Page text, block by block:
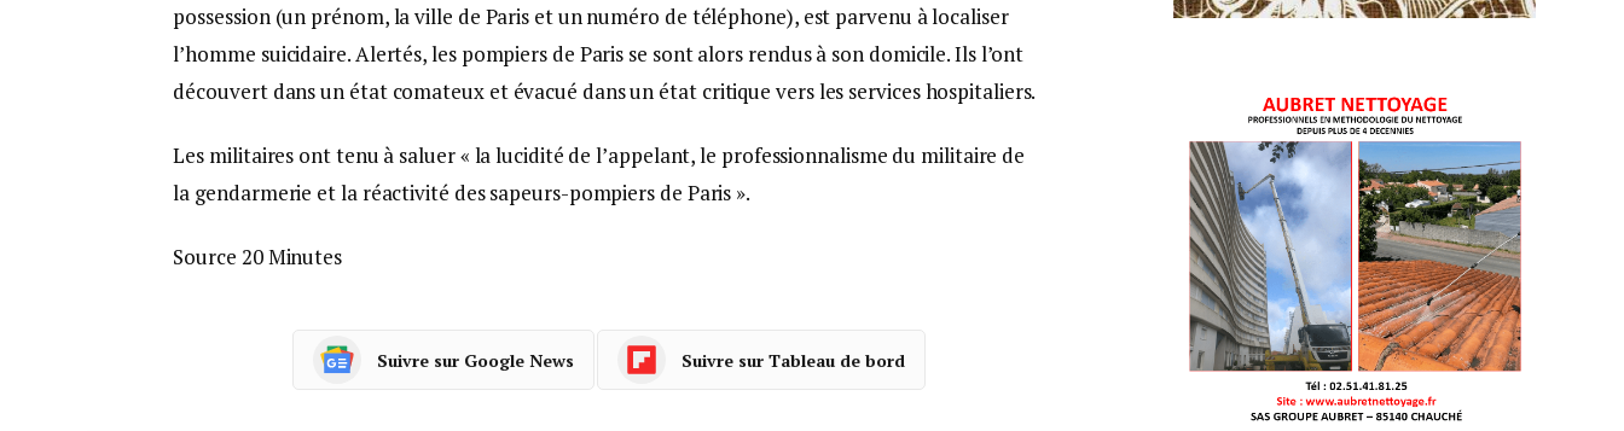
possession (un prénom, la ville de Paris et un numéro de téléphone), est parvenu à localiser
l’homme suicidaire. Alertés, les pompiers de Paris se sont alors rendus à son domicile. Ils l’ont
découvert dans un état comateux et évacué dans un état critique vers les services hospitaliers.
Les militaires ont tenu à saluer « la lucidité de l’appelant, le professionnalisme du militaire de
la gendarmerie et la réactivité des sapeurs-pompiers de Paris ».
Source 20 Minutes
Suivre sur Google News Suivre sur Tableau de bord